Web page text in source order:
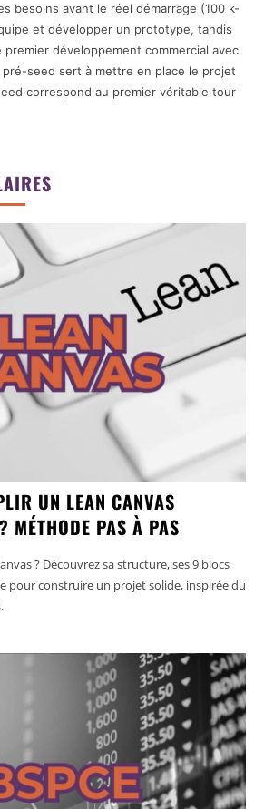
besoins avant le réel démarrage (100 k-
et développer un prototype, tandis
développement commercial avec
seed sert à mettre en place le projet
correspond au premier véritable tour
UN LEAN CANVAS
MÉTHODE PAS À PAS
? Découvrez sa structure, ses 9 blocs
pour construire un projet solide, inspirée du